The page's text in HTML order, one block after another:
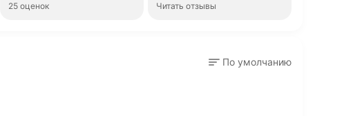
25 оценок Читать отзывы
По умолчанию